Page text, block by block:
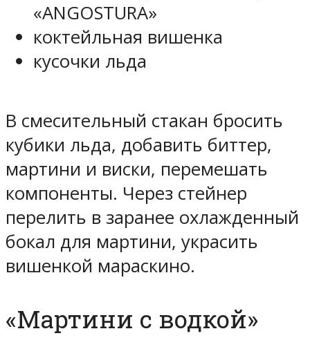
«ANGOSTURA»
коктейльная вишенка
кусочки льда
В смесительный стакан бросить
кубики льда, добавить биттер,
мартини и виски, перемешать
компоненты. Через стейнер
перелить в заранее охлажденный
бокал для мартини, украсить
вишенкой мараскино.
«Мартини с водкой»